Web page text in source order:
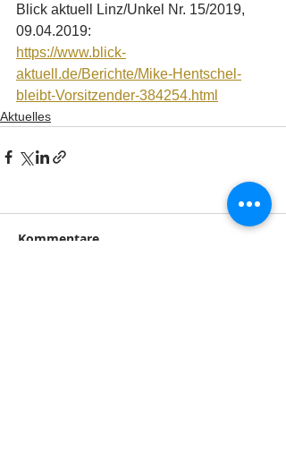
Blick aktuell Linz/Unkel Nr. 15/2019,
09.04.2019:
https://www.blick-
aktuell.de/Berichte/Mike-Hentschel-
bleibt-Vorsitzender-384254.html
Aktuelles
Kommentare